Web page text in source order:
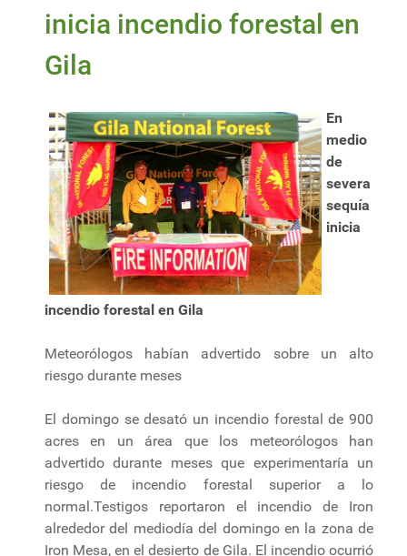
inicia incendio forestal en
Gila
En
medio
de
severa
sequía
inicia
incendio forestal en Gila
Meteorólogos habían advertido sobre un alto
riesgo durante meses
El domingo se desató un incendio forestal de 900
acres en un área que los meteorólogos han
advertido durante meses que experimentaría un
riesgo de incendio forestal superior a lo
normal.Testigos reportaron el incendio de Iron
alrededor del mediodía del domingo en la zona de
Iron Mesa, en el desierto de Gila. El incendio ocurrió